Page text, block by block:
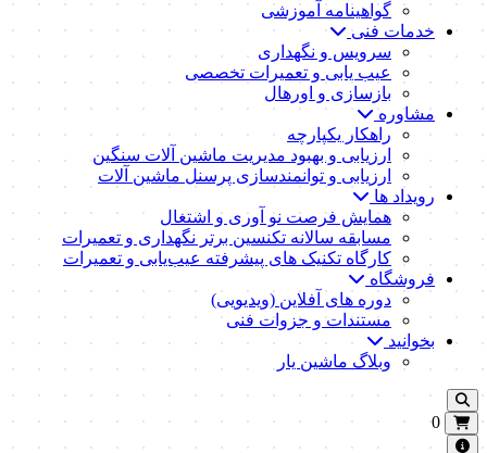
گواهینامه آموزشی
خدمات فنی
سرویس و نگهداری
عیب یابی و تعمیرات تخصصی
بازسازی و اورهال
مشاوره
راهکار یکپارچه
ارزیابی و بهبود مدیریت ماشین آلات سنگین
ارزیابی و توانمندسازی پرسنل ماشین آلات
رویداد ها
همایش فرصت نو آوری و اشتغال
مسابقه سالانه تکنسین برتر نگهداری و تعمیرات
کارگاه تکنیک‌ های پیشرفته عیب‌یابی و تعمیرات
فروشگاه
دوره های آفلاین (ویدیویی)
مستندات و جزوات فنی
بخوانید
وبلاگ ماشین یار
0